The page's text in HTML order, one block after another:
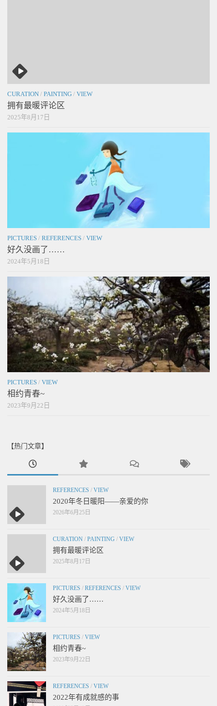
CURATION / PAINTING / VIEW
拥有最暖评论区
2025年8月17日
PICTURES / REFERENCES / VIEW
好久没画了……
2024年5月18日
PICTURES / VIEW
相约青春~
2023年9月22日
【热门文章】
REFERENCES / VIEW
2020年冬日暖阳——亲爱的你
2026年6月25日
CURATION / PAINTING / VIEW
拥有最暖评论区
2025年8月17日
PICTURES / REFERENCES / VIEW
好久没画了……
2024年5月18日
PICTURES / VIEW
相约青春~
2023年9月22日
REFERENCES / VIEW
2022年有成就感的事